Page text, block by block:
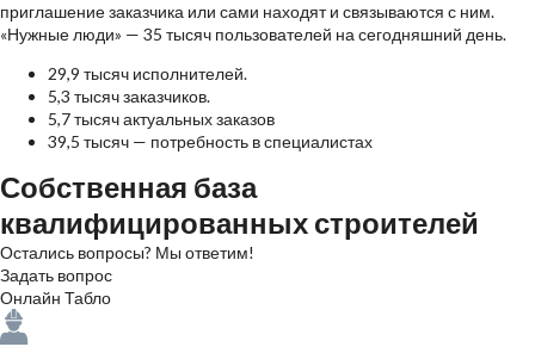
приглашение заказчика или сами находят и связываются с ним.
«Нужные люди» — 35 тысяч пользователей на сегодняшний день.
29,9 тысяч исполнителей.
5,3 тысяч заказчиков.
5,7 тысяч актуальных заказов
39,5 тысяч — потребность в специалистах
Собственная база
квалифицированных строителей
Остались вопросы? Мы ответим!
Задать вопрос
Онлайн Табло